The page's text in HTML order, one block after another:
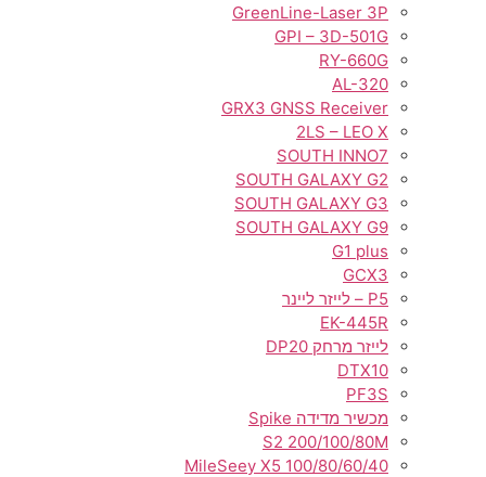
GreenLine-Laser 3P
GPI – 3D-501G
RY-660G
AL-320
GRX3 GNSS Receiver
2LS – LEO X
SOUTH INNO7
SOUTH GALAXY G2
SOUTH GALAXY G3
SOUTH GALAXY G9
G1 plus
GCX3
P5 – לייזר ליינר
EK-445R
לייזר מרחק DP20
DTX10
PF3S
מכשיר מדידה Spike
S2 200/100/80M
MileSeey X5 100/80/60/40